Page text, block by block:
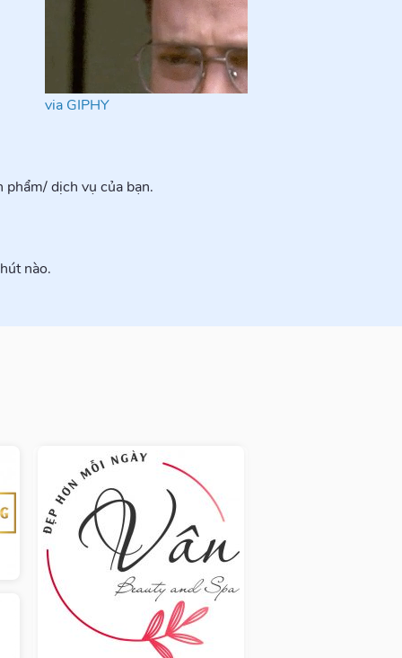
via GIPHY
dịch vụ của bạn.
nào.